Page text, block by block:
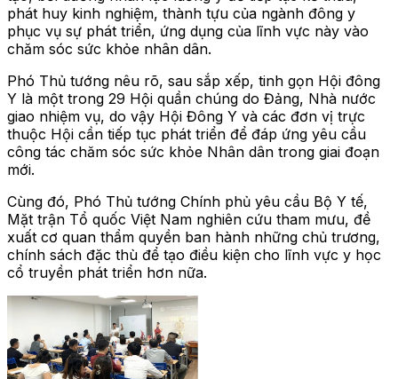
phát huy kinh nghiệm, thành tựu của ngành đông y
phục vụ sự phát triển, ứng dụng của lĩnh vực này vào
chăm sóc sức khỏe nhân dân.
Phó Thủ tướng nêu rõ, sau sắp xếp, tinh gọn Hội đông
Y là một trong 29 Hội quần chúng do Đảng, Nhà nước
giao nhiệm vụ, do vậy Hội Đông Y và các đơn vị trực
thuộc Hội cần tiếp tục phát triển để đáp ứng yêu cầu
công tác chăm sóc sức khỏe Nhân dân trong giai đoạn
mới.
Cùng đó, Phó Thủ tướng Chính phủ yêu cầu Bộ Y tế,
Mặt trận Tổ quốc Việt Nam nghiên cứu tham mưu, đề
xuất cơ quan thẩm quyền ban hành những chủ trương,
chính sách đặc thù để tạo điều kiện cho lĩnh vực y học
cổ truyền phát triển hơn nữa.